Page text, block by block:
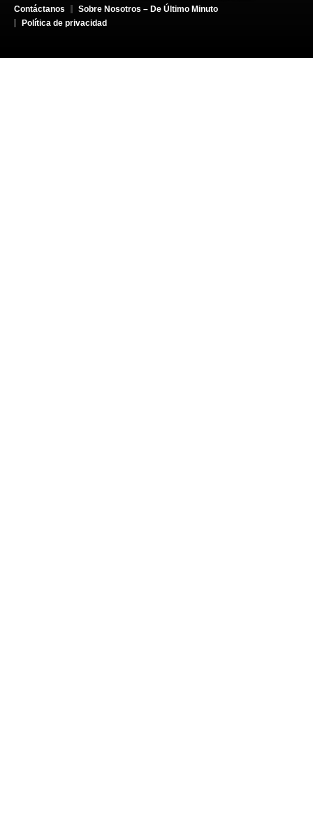
Contáctanos
Sobre Nosotros – De Último Minuto
Política de privacidad